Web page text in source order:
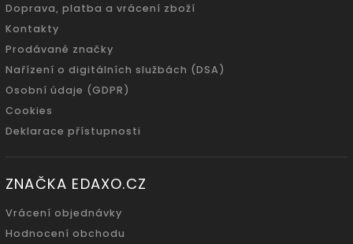
Doprava, platba a vrácení zboží
Kontakty
Prodávané značky
Nařízení o digitálních službách (DSA)
Osobní údaje (GDPR)
Cookies
Deklarace přístupnosti
ZNAČKA EDAXO.CZ
Vrácení objednávky
Hodnocení obchodu